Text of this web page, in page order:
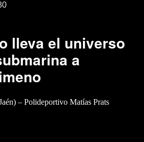
lleva el universo
a
– Polideportivo Matías Prats